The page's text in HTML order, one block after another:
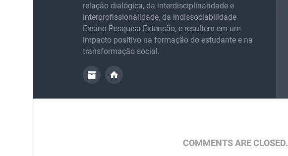
relação dialógica, da interdisciplinaridade e
interprofissionalidade, da indissociabilidade
Ensino-Pesquisa-Extensão, e resultem em um
impacto positivo na formação do estudante e na
transformação social.
COMMENTS ARE CLOSED.